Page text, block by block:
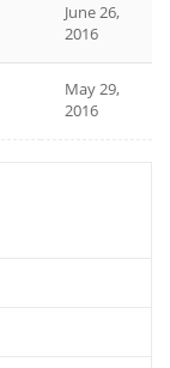
June 26,
2016
May 29,
2016